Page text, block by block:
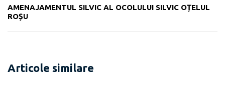
AMENAJAMENTUL SILVIC AL OCOLULUI SILVIC OȚELUL
ROȘU
Articole similare